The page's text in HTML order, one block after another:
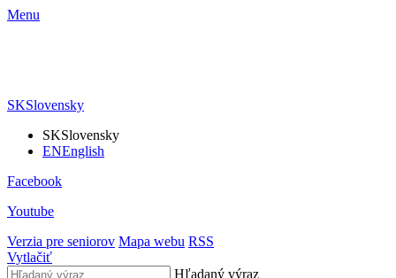
Menu
SKSlovensky
SKSlovensky
ENEnglish
Facebook
Youtube
Verzia pre seniorov Mapa webu RSS
Vytlačiť
Hľadaný výraz